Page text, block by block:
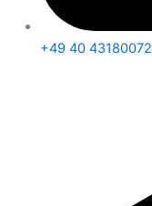
+49 40 43180072